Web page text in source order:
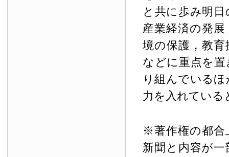
と共に歩み明
産業経済の発
境の保護，教
などに重点を
り組んでいる
力を入れている
※著作権の都合
新聞と内容が